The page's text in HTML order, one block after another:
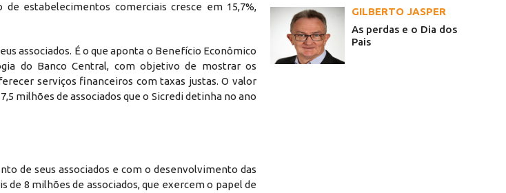
estabelecimentos comerciais cresce em 15,7%,
associados. É o que aponta o Benefício Econômico
do Banco Central, com objetivo de mostrar os
serviços financeiros com taxas justas. O valor
milhões de associados que o Sicredi detinha no ano
de seus associados e com o desenvolvimento das
de 8 milhões de associados, que exercem o papel de
GILBERTO JASPER
As perdas e o Dia dos
Pais